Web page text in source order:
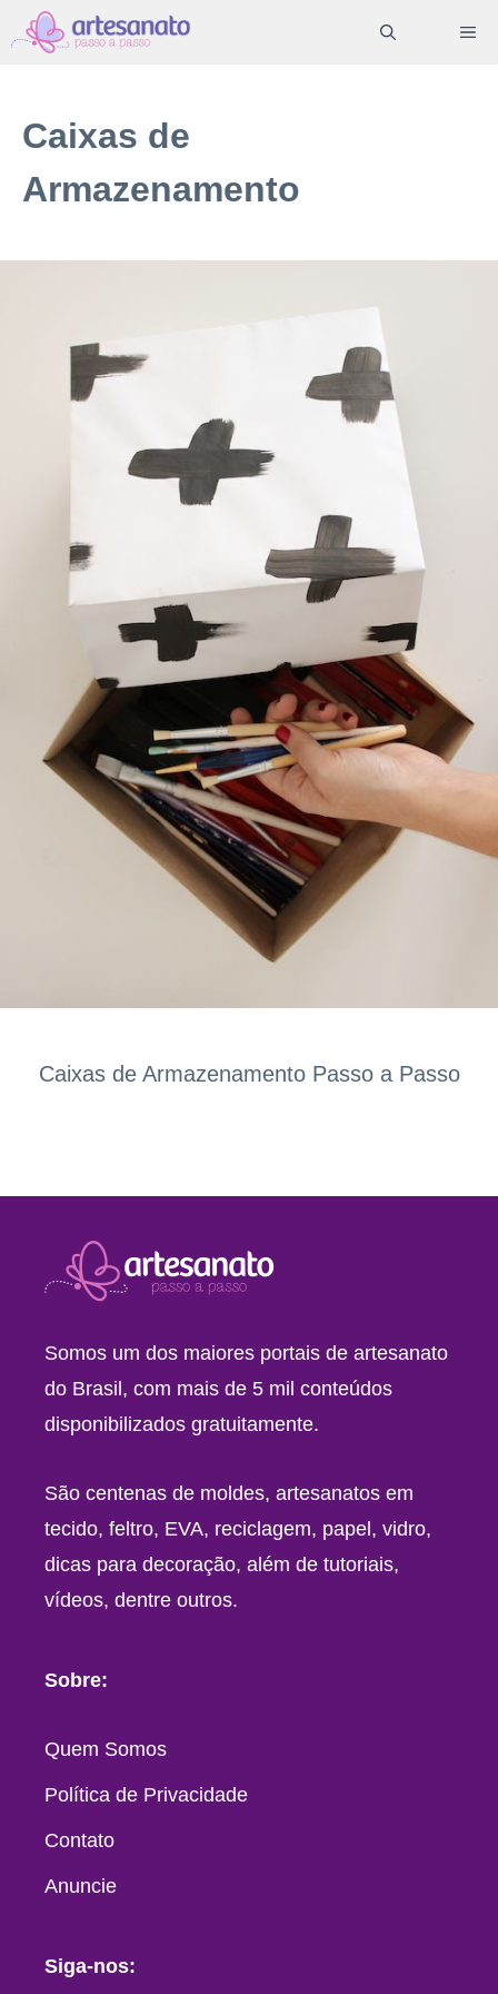
Pular
para
conteúdo
Caixas de
Armazenamento
Caixas de Armazenamento Passo a Passo
Somos um dos maiores portais de artesanato
do Brasil, com mais de 5 mil conteúdos
disponibilizados gratuitamente.
São centenas de moldes, artesanatos em
tecido, feltro, EVA, reciclagem, papel, vidro,
dicas para decoração, além de tutoriais,
vídeos, dentre outros.
Sobre:
Quem Somos
Política de Privacidade
Contato
Anuncie
Siga-nos: